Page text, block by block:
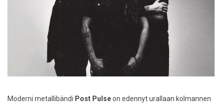
Moderni metallibändi Post Pulseon edennyt urallaan kolmannen